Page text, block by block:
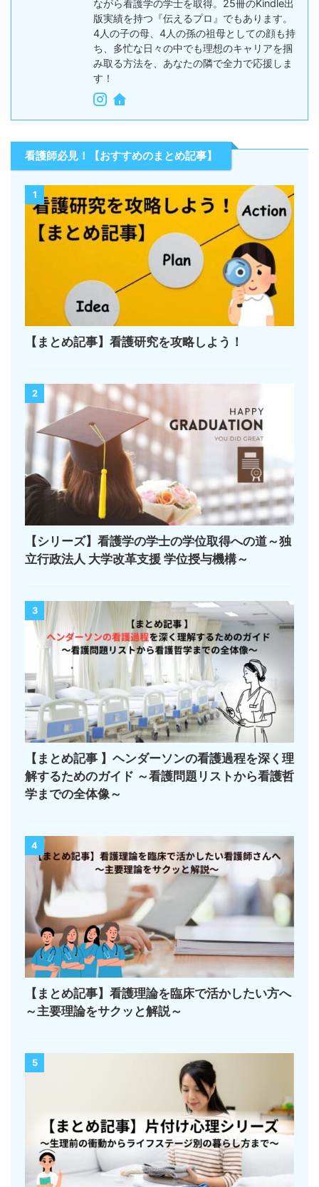
ながら看護学の学士を取得。25冊のKindle出
版実績を持つ『伝えるプロ』でもあります。
4人の子の母、4人の孫の祖母としての顔も持
ち、多忙な日々の中でも理想のキャリアを掴
み取る方法を、あなたの隣で全力で応援しま
す！
看護師必見！【おすすめのまとめ記事】
1
【まとめ記事】看護研究を攻略しよう！
2
【シリーズ】看護学の学士の学位取得への道～独
立行政法人 大学改革支援 学位授与機構～
3
【まとめ記事 】ヘンダーソンの看護過程を深く理
解するためのガイド ～看護問題リストから看護哲
学までの全体像～
4
【まとめ記事】看護理論を臨床で活かしたい方へ
～主要理論をサクッと解説～
5